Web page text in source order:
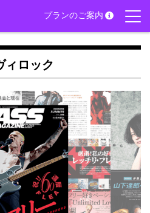
プランのご案内
ィロック